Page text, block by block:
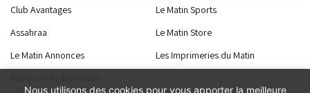
Club Avantages
Le Matin Sports
Assahraa
Le Matin Store
Le Matin Annonces
Les Imprimeries du Matin
Nous utilisons des cookies pour vous apporter la meilleure